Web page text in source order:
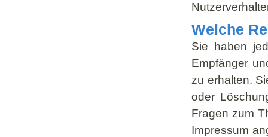
Welche
Sie haben
Empfänger
zu erhalten.
oder
Fragen zum
Impressum